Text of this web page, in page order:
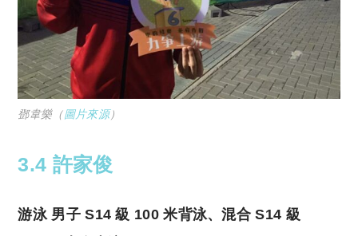
鄧韋樂（圖片來源）
3.4 許家俊
游泳 男子 S14 級 100 米背泳、混合 S14 級